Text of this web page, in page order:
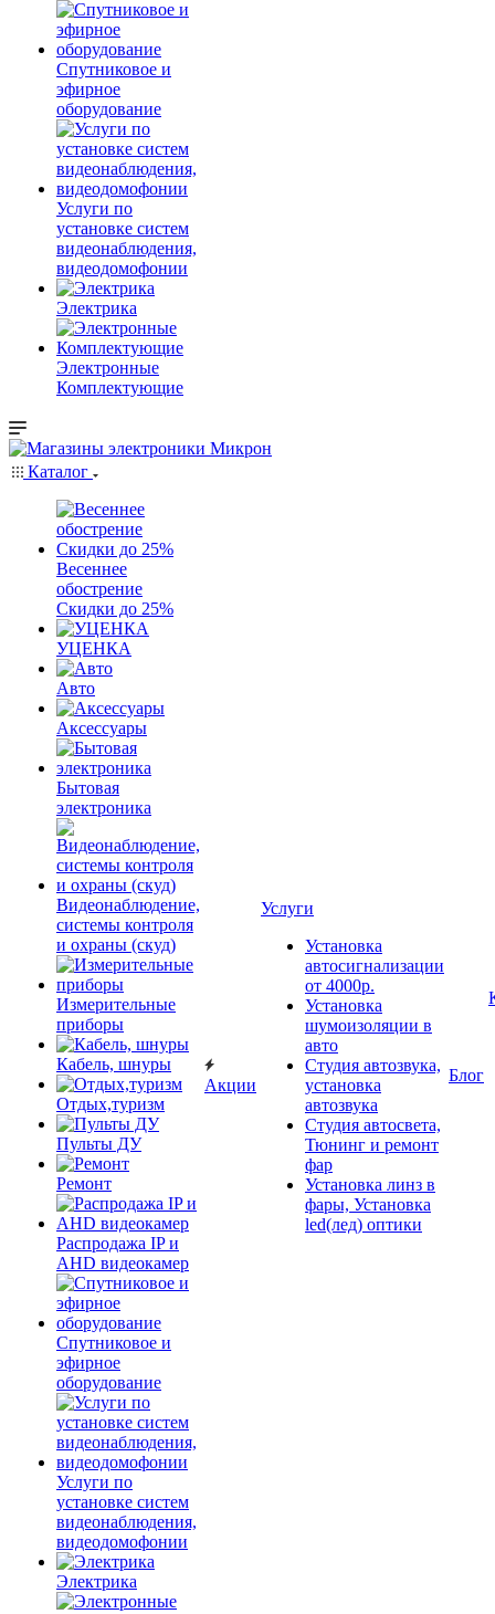
Спутниковое и
эфирное
оборудование
Услуги по
установке систем
видеонаблюдения,
видеодомофонии
Электрика
Электронные
Комплектующие
Каталог
Весеннее
обострение
Скидки до 25%
УЦЕНКА
Авто
Аксессуары
Бытовая
электроника
Видеонаблюдение,
системы контроля
и охраны (скуд)
Измерительные
приборы
Кабель, шнуры
Отдых,туризм
Пульты ДУ
Ремонт
Распродажа IP и
AHD видеокамер
Спутниковое и
эфирное
оборудование
Услуги по
установке систем
видеонаблюдения,
видеодомофонии
Электрика
Акции
Услуги
Установка
автосигнализации
от 4000р.
Установка
шумоизоляции в
авто
Студия автозвука,
установка
автозвука
Студия автосвета,
Тюнинг и ремонт
фар
Установка линз в
фары, Установка
led(лед) оптики
Блог